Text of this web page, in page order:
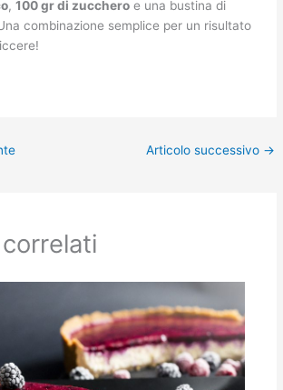
,100 gr di zucchero e una bustina di
combinazione semplice per un risultato
Articolo successivo →